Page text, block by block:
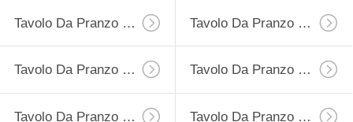
Tavolo Da Pranzo Di Estensione Tavolo Da Pranzo Fisso
Tavolo Da Pranzo Di Vetro Temperato Tavolo Da Pranzo Di HPL
Tavolo Da Pranzo Superiore Ceramico Tavolo Da Pranzo Di Pietra Di Sguardo